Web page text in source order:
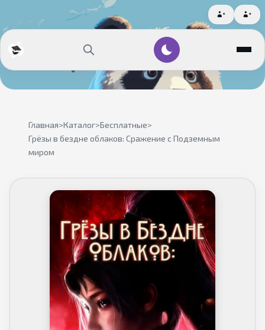
Главная>Каталог>Бесплатные>
Грёзы в бездне облаков: Сражение с Подземным
миром